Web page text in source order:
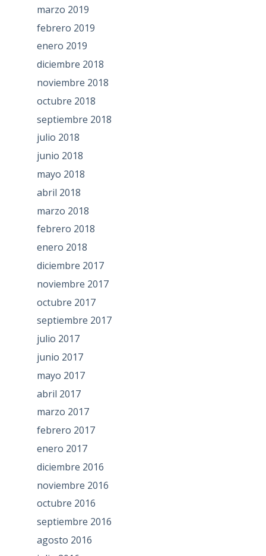
marzo 2019
febrero 2019
enero 2019
diciembre 2018
noviembre 2018
octubre 2018
septiembre 2018
julio 2018
junio 2018
mayo 2018
abril 2018
marzo 2018
febrero 2018
enero 2018
diciembre 2017
noviembre 2017
octubre 2017
septiembre 2017
julio 2017
junio 2017
mayo 2017
abril 2017
marzo 2017
febrero 2017
enero 2017
diciembre 2016
noviembre 2016
octubre 2016
septiembre 2016
agosto 2016